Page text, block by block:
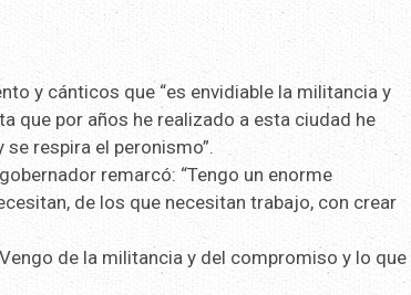
y cánticos que “es envidiable la militancia y
que por años he realizado a esta ciudad he
respira el peronismo”.
remarcó: “Tengo un enorme
de los que necesitan trabajo, con crear
de la militancia y del compromiso y lo que